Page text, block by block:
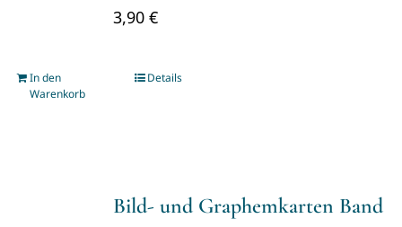
3,90 €
In den
Warenkorb
Details
Bild- und Graphemkarten Band